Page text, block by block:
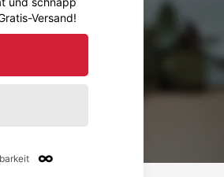
Versand!
∞